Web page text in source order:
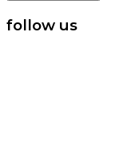
follow us